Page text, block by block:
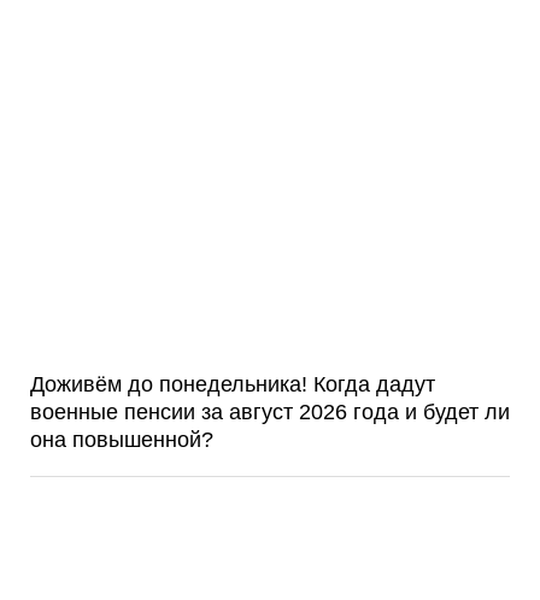
Доживём до понедельника! Когда дадут
военные пенсии за август 2026 года и будет ли
она повышенной?